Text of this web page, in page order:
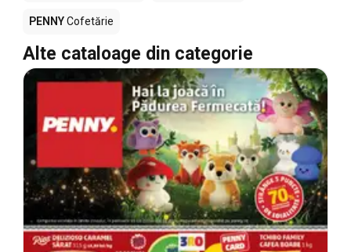
PENNYCofetărie
Alte cataloage din categorie